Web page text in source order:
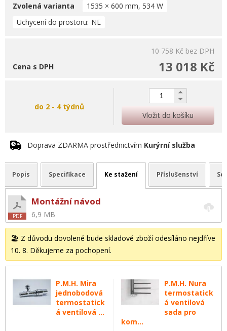
🏖️ Z důvodu dovolené bude skladové zboží odesíláno nejdříve
10. 8. Děkujeme za pochopení.
P.M.H. Mira
jednobodová
termostatick
á ventilová ...
P.M.H. Nura
termostatick
á ventilová
sada pro
kom...
Zvolená varianta
1535 × 600 mm, 534 W
Uchycení do prostoru NE
10 758 Kč bez DPH
13 018 Kč
Cena s DPH
do 2 - 4 týdnů
Vložit do košíku
Doprava ZDARMA prostřednictvím Kurýrní služba
Popis Specifikace Ke stažení Příslušenství
Montážní návod
6,9 MB